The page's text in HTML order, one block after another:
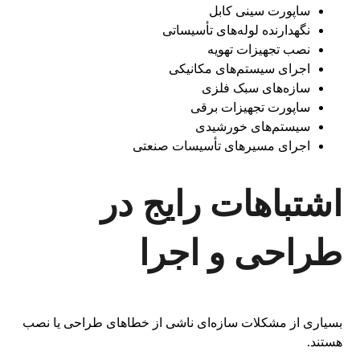
ساپورت سینی کابل
نگهدارنده لوله‌های تأسیساتی
نصب تجهیزات تهویه
اجرای سیستم‌های مکانیکی
سازه‌های سبک فلزی
ساپورت تجهیزات برقی
سیستم‌های خورشیدی
اجرای مسیرهای تأسیسات صنعتی
اشتباهات رایج در
طراحی و اجرا
بسیاری از مشکلات سازه‌ای ناشی از خطاهای طراحی یا نصب
هستند.